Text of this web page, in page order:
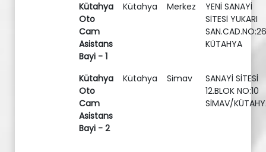
Kütahya
Oto
Cam
Asistans
Bayi - 1
Kütahya Merkez
YENİ SANAYİ
SİTESİ YUKARI
SAN.CAD.NO:26
KÜTAHYA
Kütahya
Oto
Cam
Asistans
Bayi - 2
Kütahya Simav
SANAYİ SİTESİ
12.BLOK NO:10
SİMAV/